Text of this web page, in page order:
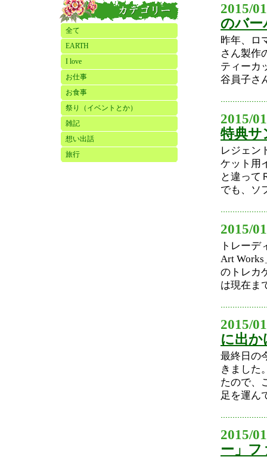
全て
EARTH
I love
お仕事
お食事
祭り（イベントとか）
雑記
想い出話
旅行
2015/
のバー
昨年、ロ
さん製作
ティーカ
谷員子さ
2015/
特典サ
レジェ
ケット用
と違って
でも、ソ
2015/
トレー
Art
のトレカ
は現在ま
2015/
に出
最終日の
きました
たので、
足を運ん
2015/
ー」フ